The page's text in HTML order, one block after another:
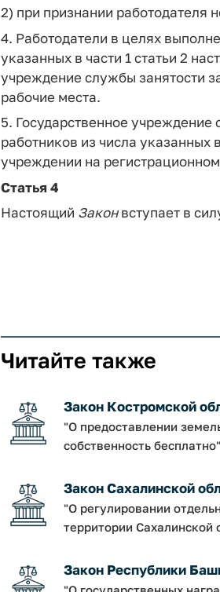
2) при признании работодателя
4. Работодатели в целях
указанных в части 1 статьи 2
учреждение службы занятости
рабочие места.
5. Государственное
работников из числа указанных
учреждении на
Статья 4
Настоящий Законвступает в
Читайте также
Закон Костромской
"О предоставлении
собственность бесплатно"
Закон Сахалинской
"О регулировании
территории Сахалинской
Закон Республики